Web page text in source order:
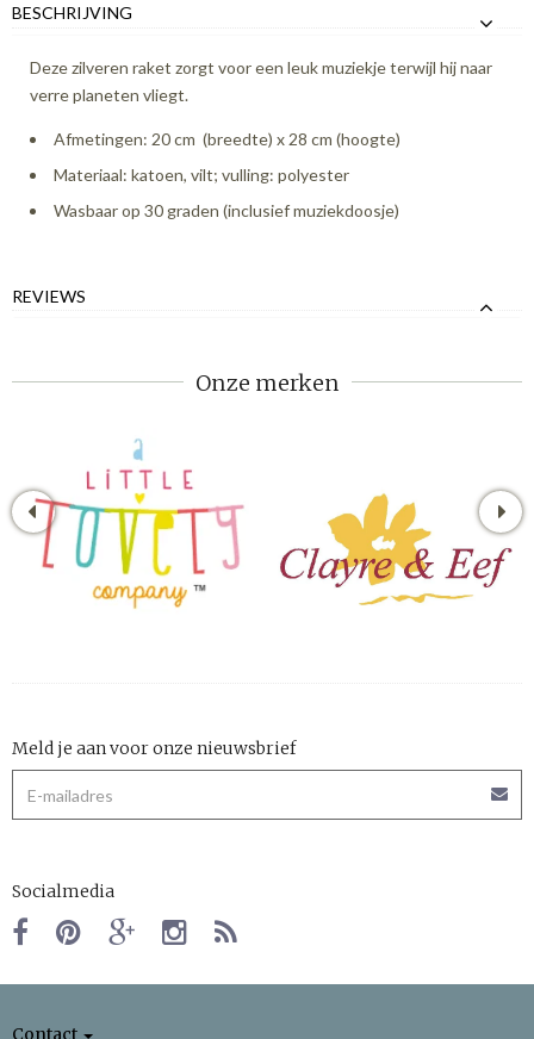
BESCHRIJVING
Deze zilveren raket zorgt voor een leuk muziekje terwijl hij naar
verre planeten vliegt.
Afmetingen: 20 cm (breedte) x 28 cm (hoogte)
Materiaal: katoen, vilt; vulling: polyester
Wasbaar op 30 graden (inclusief muziekdoosje)
REVIEWS
Onze merken
Meld je aan voor onze nieuwsbrief
Socialmedia